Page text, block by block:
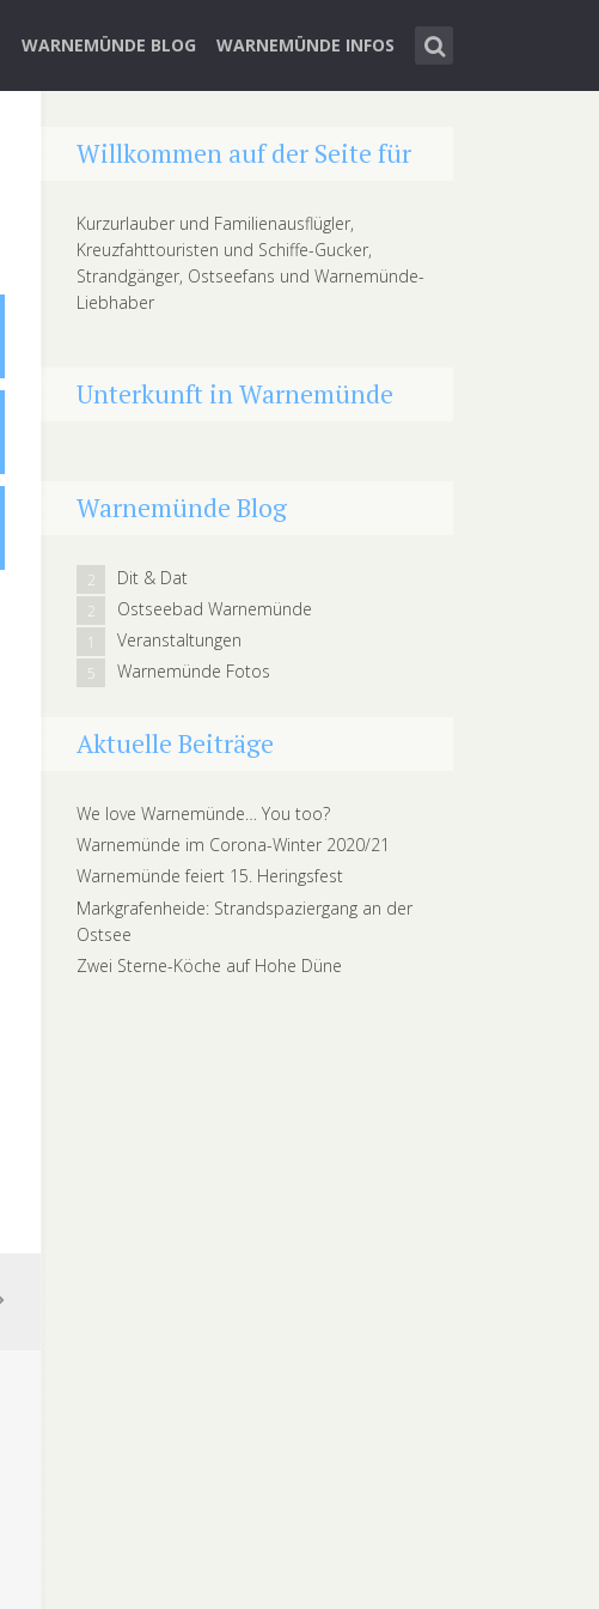
WARNEMÜNDE BLOG WARNEMÜNDE INFOS
Willkommen auf der Seite für
Kurzurlauber und Familienausflügler,
Kreuzfahttouristen und Schiffe-Gucker,
Strandgänger, Ostseefans und Warnemünde-
Liebhaber
Unterkunft in Warnemünde
Warnemünde Blog
Dit & Dat
2
Ostseebad Warnemünde
2
Veranstaltungen
1
Warnemünde Fotos
5
Aktuelle Beiträge
We love Warnemünde… You too?
Warnemünde im Corona-Winter 2020/21
Warnemünde feiert 15. Heringsfest
Markgrafenheide: Strandspaziergang an der
Ostsee
Zwei Sterne-Köche auf Hohe Düne